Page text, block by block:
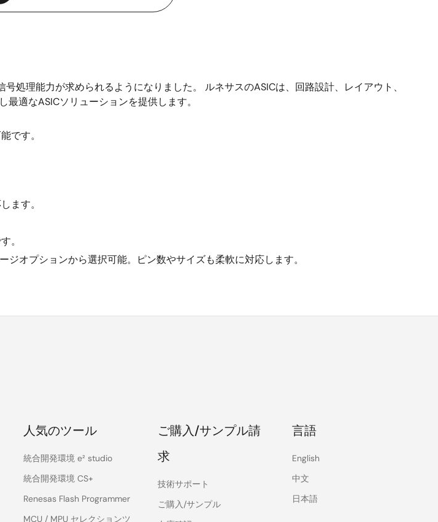
処理能力が求められるようになりました。 ルネサスのASICは、回路設計、レイアウト、
適なASICソリューションを提供します。
です。
ます。
。
ジオプションから選択可能。ピン数やサイズも柔軟に対応します。
人気のツール
統合開発環境 e² studio
統合開発環境 CS+
Renesas Flash Programmer
MCU / MPU セレクションツ
ご購入/サンプル請
求
技術サポート
ご購入/サンプル
言語
English
中文
日本語